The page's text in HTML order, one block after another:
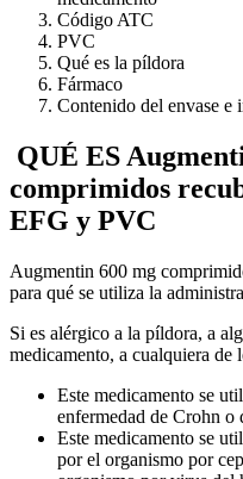
Código ATC
PVC
Qué es la píldora
Fármaco
Contenido del envase e
QUÉ ES
comprimidos
EFG y PVC
Augmentin 600 mg
para qué se utiliza la
Si es alérgico a la píldora, a
medicamento, a cualquiera de
Este medicamento se
enfermedad de Crohn o
Este medicamento se
por el organismo por